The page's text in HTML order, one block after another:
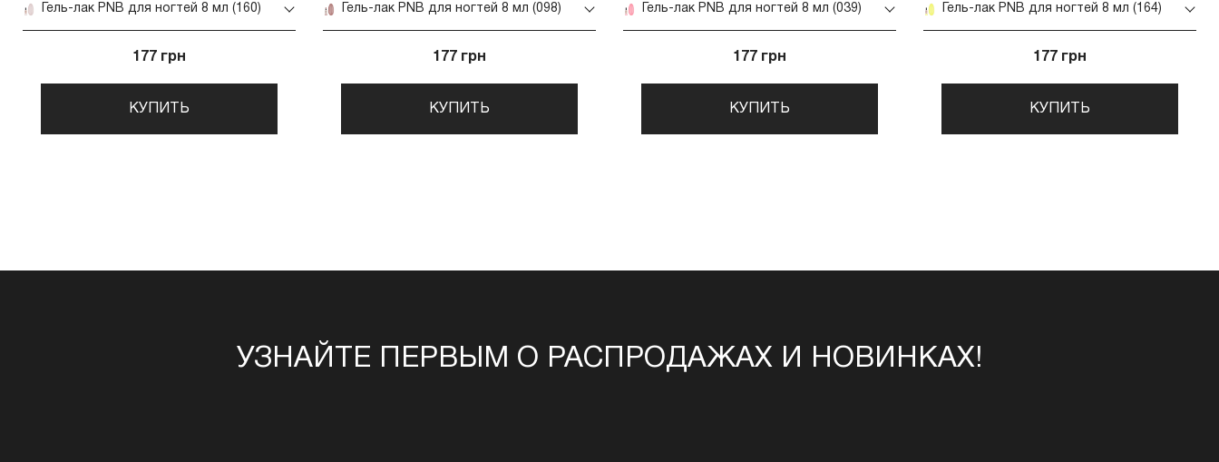
Гель-лак PNB для ногтей 8 мл (160)
177 грн
КУПИТЬ
Гель-лак PNB для ногтей 8 мл (098)
177 грн
КУПИТЬ
Гель-лак PNB для ногтей 8 мл (039)
177 грн
КУПИТЬ
Гель-лак PNB для ногтей 8 мл (164)
177 грн
КУПИТЬ
УЗНАЙТЕ ПЕРВЫМ О РАСПРОДАЖАХ И НОВИНКАХ!